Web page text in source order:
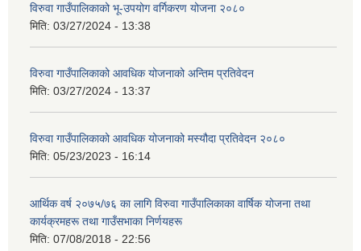
विरुवा गाउँपालिकाको भू-उपयोग वर्गिकरण योजना २०८०
मिति: 03/27/2024 - 13:38
विरुवा गाउँपालिकाको आवधिक योजनाको अन्तिम प्रतिवेदन
मिति: 03/27/2024 - 13:37
विरुवा गाउँपालिकाको आवधिक योजनाको मस्यौदा प्रतिवेदन २०८०
मिति: 05/23/2023 - 16:14
आर्थिक वर्ष २०७५/७६ का लागि विरुवा गाउँपालिकाका वार्षिक योजना तथा
कार्यक्रमहरू तथा गाउँसभाका निर्णयहरू
मिति: 07/08/2018 - 22:56